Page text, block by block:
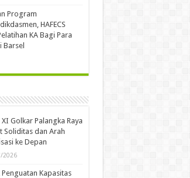
Program
HAFECS
KA Bagi Para
Barsel
Golkar Palangka Raya
Soliditas dan Arah
ke Depan
2026
Kapasitas